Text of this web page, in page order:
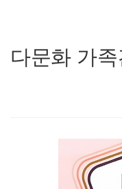
다문화 가